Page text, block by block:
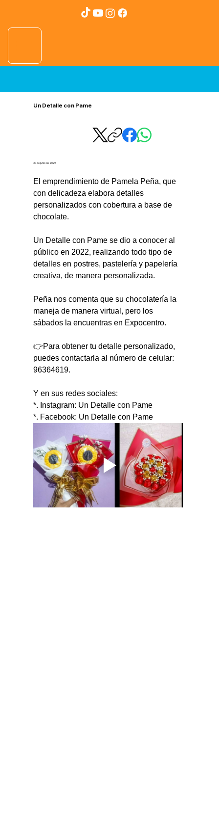
Un Detalle con Pame
30 de junio de 2025
El emprendimiento de Pamela Peña, que
con delicadeza elabora detalles
personalizados con cobertura a base de
chocolate.
Un Detalle con Pame se dio a conocer al
público en 2022, realizando todo tipo de
detalles en postres, pastelería y papelería
creativa, de manera personalizada.
Peña nos comenta que su chocolatería la
maneja de manera virtual, pero los
sábados la encuentras en Expocentro.
👉Para obtener tu detalle personalizado,
puedes contactarla al número de celular:
96364619.
Y en sus redes sociales:
*. Instagram: Un Detalle con Pame
*. Facebook: Un Detalle con Pame